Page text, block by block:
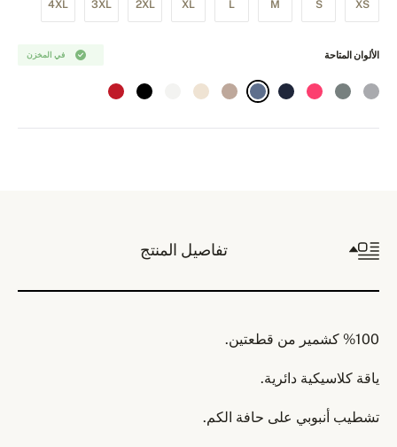
XS
S
M
L
XL
2XL
3XL
4XL
في المخزن الألوان المتاحة
تفاصيل المنتج
%100 كشمير من قطعتين.
ياقة كلاسيكية دائرية.
تشطيب أنبوبي على حافة الكم.